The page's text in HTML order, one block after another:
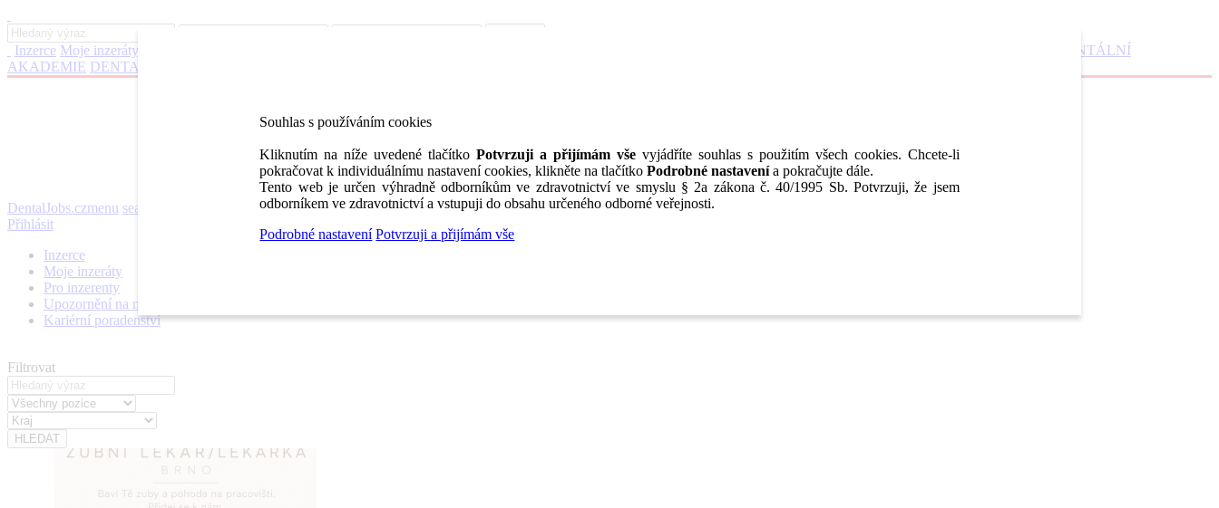
Inzerce Moje inzeráty
DENTÁLNÍ
AKADEMIE DENTAL BAZAR
DentalJobs.czmenu search
Přihlásit
Inzerce
Moje inzeráty
Pro inzerenty
Upozornění na nové pozice
Kariérní poradenství
Filtrovat
Souhlas s používáním cookies
Kliknutím na níže uvedené tlačítkoPotvrzuji a přijímám vše vyjádříte souhlas s použitím všech cookies. Chcete-li
pokračovat k individuálnímu nastavení cookies, klikněte na tlačítko Podrobné nastavenía pokračujte dále.
Tento web je určen výhradně odborníkům ve zdravotnictví ve smyslu § 2a zákona č. 40/1995 Sb. Potvrzuji, že jsem
odborníkem ve zdravotnictví a vstupuji do obsahu určeného odborné veřejnosti.
Podrobné nastavení Potvrzuji a přijímám vše